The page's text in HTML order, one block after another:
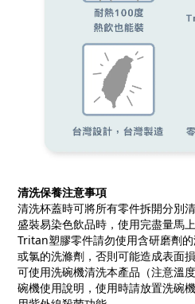
清洗保養注意事項
清洗杯蓋時可將所有零件拆開分別清
盛裝易染色飲品時，使用完盡量馬
Tritan塑膠零件請勿使用含研磨劑
或氯的洗滌劑，否則可能造成表面損
可使用洗碗機清洗本產品（注意溫
碗機使用說明，使用時請放置洗碗